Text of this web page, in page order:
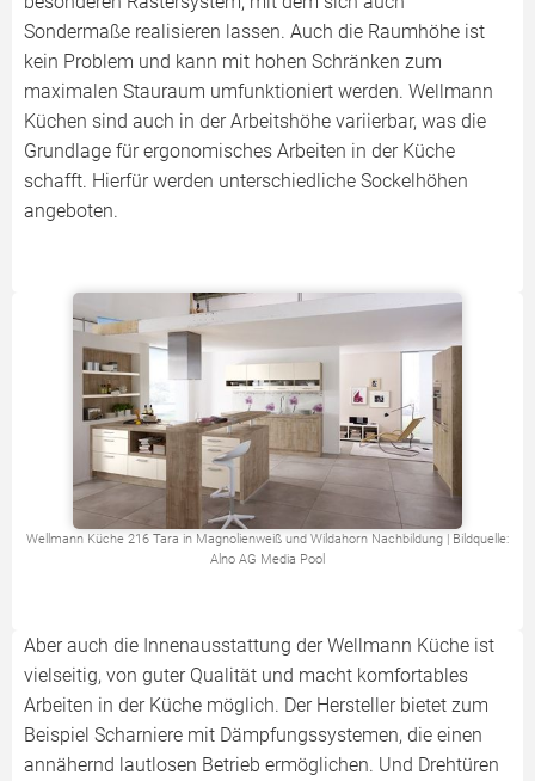
Sondermaße realisieren lassen. Auch die Raumhöhe ist
kein Problem und kann mit hohen Schränken zum
maximalen Stauraum umfunktioniert werden. Wellmann
Küchen sind auch in der Arbeitshöhe variierbar, was die
Grundlage für ergonomisches Arbeiten in der Küche
schafft. Hierfür werden unterschiedliche Sockelhöhen
angeboten.
Wellmann Küche 216 Tara in Magnolienweiß und Wildahorn Nachbildung | Bildquelle:
Alno AG Media Pool
Aber auch die Innenausstattung der Wellmann Küche ist
vielseitig, von guter Qualität und macht komfortables
Arbeiten in der Küche möglich. Der Hersteller bietet zum
Beispiel Scharniere mit Dämpfungssystemen, die einen
annähernd lautlosen Betrieb ermöglichen. Und Drehtüren